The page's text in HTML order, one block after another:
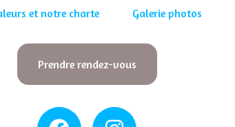
et notre charte Galerie photos
Prendre rendez-vous